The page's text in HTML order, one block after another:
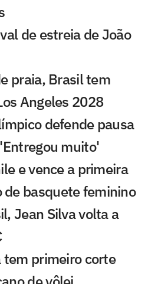
de estreia de João
praia, Brasil tem
Angeles 2028
defende pausa
muito'
e vence a primeira
basquete feminino
Jean Silva volta a
tem primeiro corte